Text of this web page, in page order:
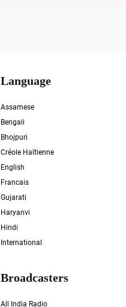
Language
Assamese
Bengali
Bhojpuri
Créole Haïtienne
English
Francais
Gujarati
Haryanvi
Hindi
International
Broadcasters
All India Radio